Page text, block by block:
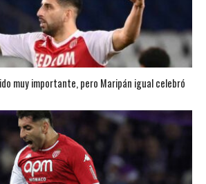
muy importante, pero Maripán igual celebró